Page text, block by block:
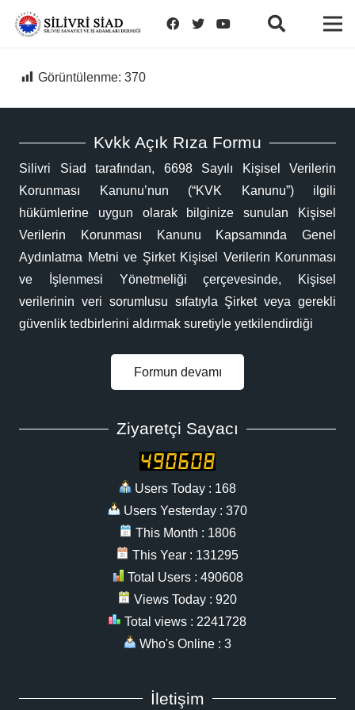
Görüntülenme: 370
Kvkk Açık Rıza Formu
Silivri Siad tarafından, 6698 Sayılı Kişisel Verilerin
Korunması Kanunu’nun (“KVK Kanunu”) ilgili
hükümlerine uygun olarak bilginize sunulan Kişisel
Verilerin Korunması Kanunu Kapsamında Genel
Aydınlatma Metni ve Şirket Kişisel Verilerin Korunması
ve İşlenmesi Yönetmeliği çerçevesinde, Kişisel
verilerinin veri sorumlusu sıfatıyla Şirket veya gerekli
güvenlik tedbirlerini aldırmak suretiyle yetkilendirdiği
Formun devamı
Ziyaretçi Sayacı
Users Today : 168
Users Yesterday : 370
This Month : 1806
This Year : 131295
Total Users : 490608
Views Today : 920
Total views : 2241728
Who's Online : 3
İletişim